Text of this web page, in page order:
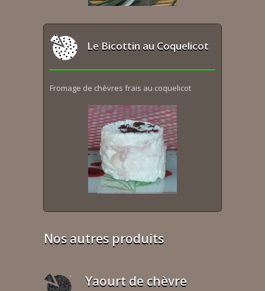
Le Bicottin au Coquelicot
Fromage de chèvres frais au coquelicot
Nos autres produits
Yaourt de chèvre